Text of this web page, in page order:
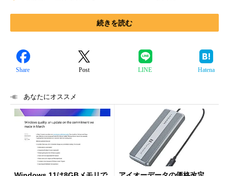
続きを読む
Share Post LINE Hatena
あなたにオススメ